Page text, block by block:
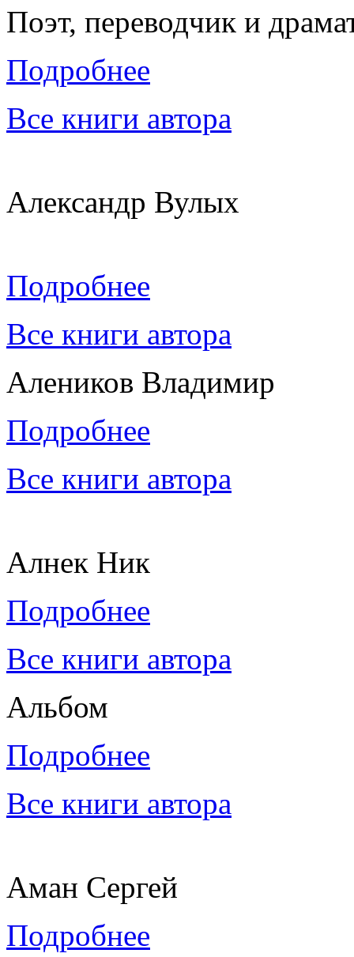
Поэт, переводчик и
Подробнее
Все книги автора
Александр Вулых
Подробнее
Все книги автора
Алеников Владимир
Подробнее
Все книги автора
Алнек Ник
Подробнее
Все книги автора
Альбом
Подробнее
Все книги автора
Аман Сергей
Подробнее